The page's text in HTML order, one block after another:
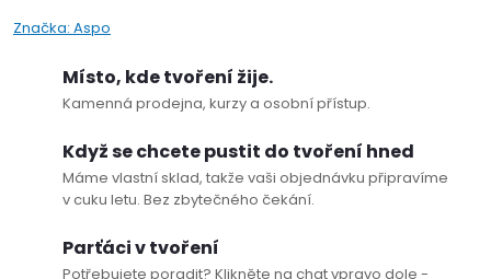
Značka: Aspo
Místo, kde tvoření žije.
Kamenná prodejna, kurzy a osobní přístup.
Když se chcete pustit do tvoření hned
Máme vlastní sklad, takže vaši objednávku připravíme
v cuku letu. Bez zbytečného čekání.
Parťáci v tvoření
Potřebujete poradit? Klikněte na chat vpravo dole -